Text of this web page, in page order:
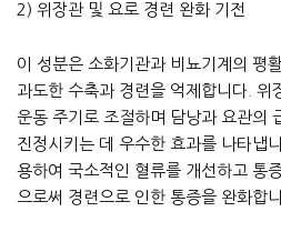
2) 위장관 및 요로 경련 완화 기전
이 성분은 소화기관과 비뇨기계의 평
과도한 수축과 경련을 억제합니다. 위
운동 주기로 조절하며 담낭과 요관의
진정시키는 데 우수한 효과를 나타냅
용하여 국소적인 혈류를 개선하고 통
으로써 경련으로 인한 통증을 완화합